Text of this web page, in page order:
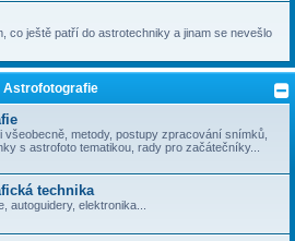
co ještě patří do astrotechniky a jinam se nevešlo
Astrofotografie
všeobecně, metody, postupy zpracování snímků,
s astrofoto tematikou, rady pro začátečníky...
technika
autoguidery, elektronika...